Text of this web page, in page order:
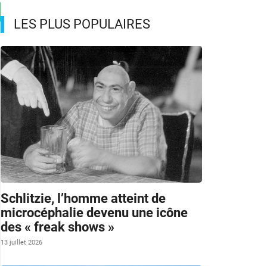
LES PLUS POPULAIRES
Schlitzie, l’homme atteint de
microcéphalie devenu une icône
des « freak shows »
13 juillet 2026